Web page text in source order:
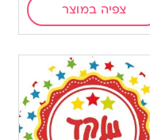
צפיה במוצר